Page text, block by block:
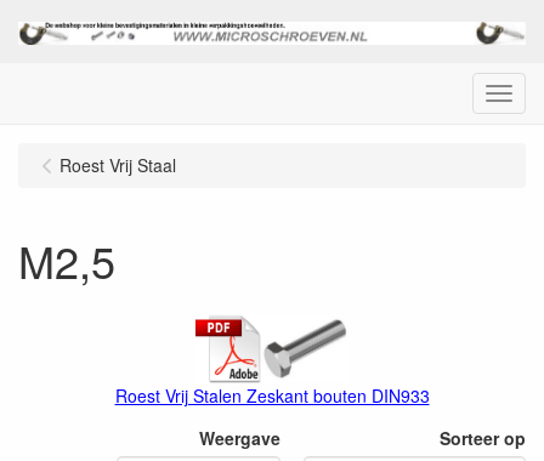
Menu
Roest Vrij Staal
M2,5
Roest Vrij Stalen Zeskant bouten DIN933
Weergave
Sorteer op